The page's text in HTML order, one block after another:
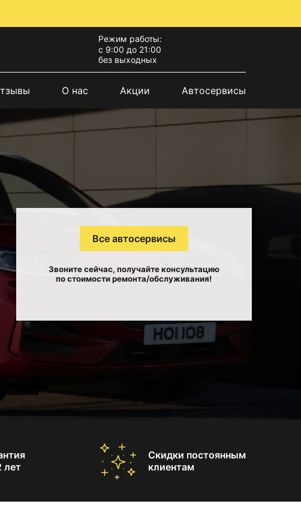
Режим работы:
с 9:00 до 21:00
без выходных
О нас Акции Автосервисы
Все автосервисы
Звоните сейчас, получайте консультацию
по стоимости ремонта/обслуживания!
лет
Скидки постоянным
клиентам